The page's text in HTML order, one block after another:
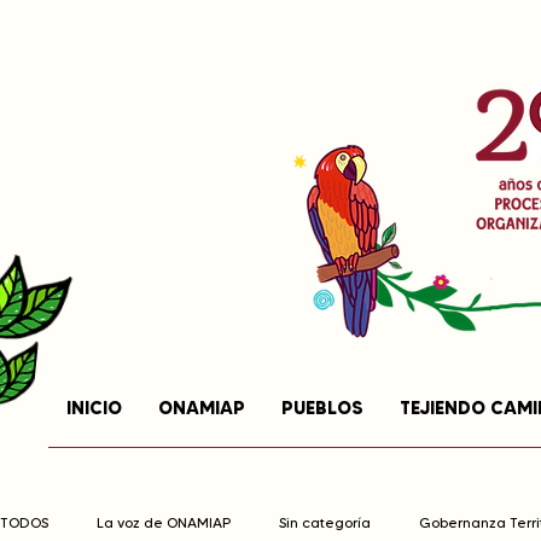
INICIO ONAMIAP PUEBLOS TEJIENDO
TODOS La voz de ONAMIAP Sin categoría Gobernanza